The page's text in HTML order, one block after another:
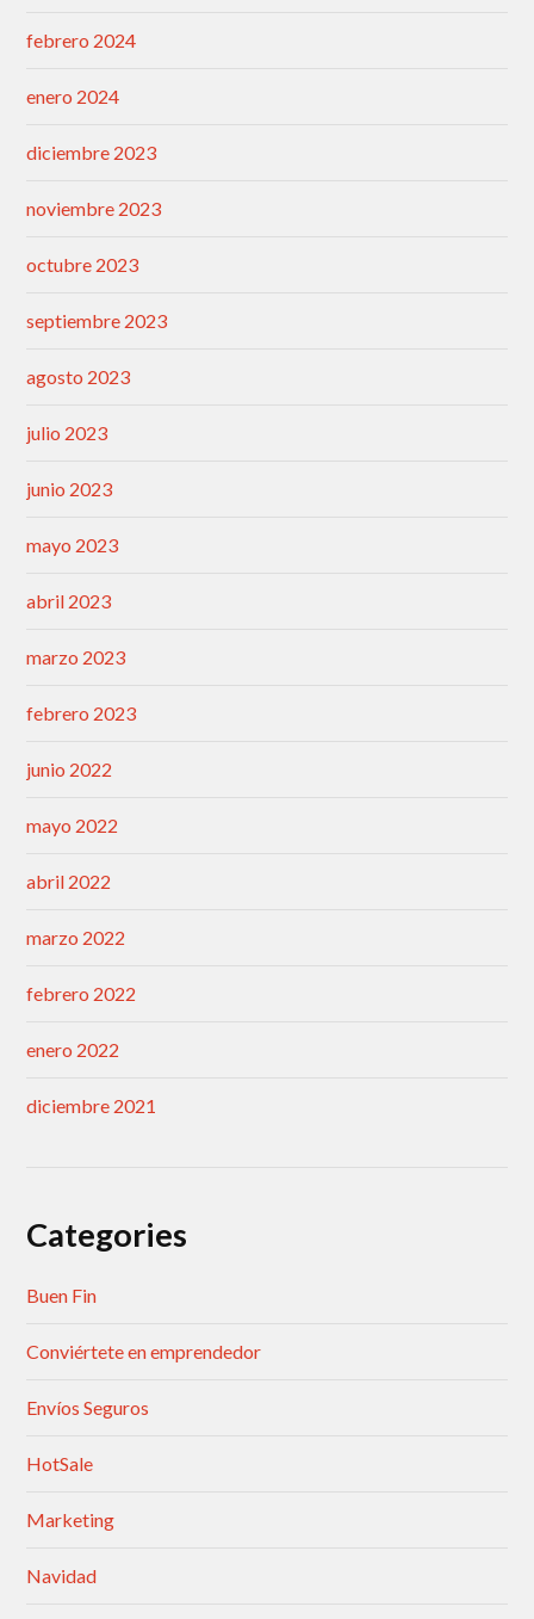
febrero 2024
enero 2024
diciembre 2023
noviembre 2023
octubre 2023
septiembre 2023
agosto 2023
julio 2023
junio 2023
mayo 2023
abril 2023
marzo 2023
febrero 2023
junio 2022
mayo 2022
abril 2022
marzo 2022
febrero 2022
enero 2022
diciembre 2021
Categories
Buen Fin
Conviértete en emprendedor
Envíos Seguros
HotSale
Marketing
Navidad